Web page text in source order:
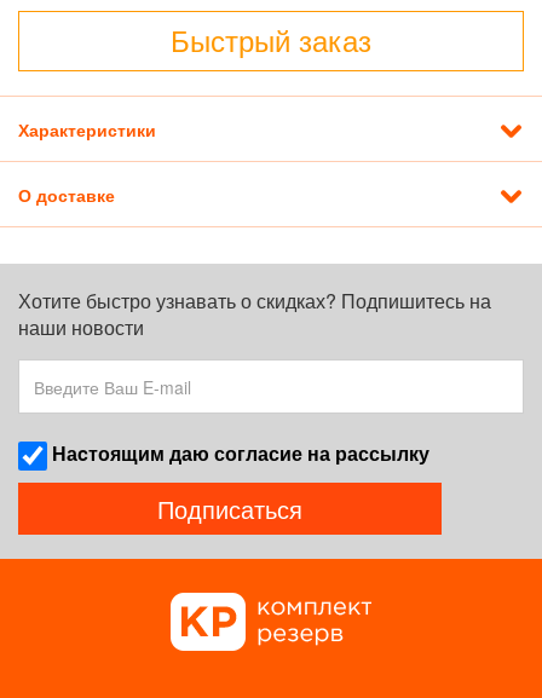
Быстрый заказ
Характеристики
О доставке
Хотите быстро узнавать о скидках? Подпишитесь на
наши новости
Наcтоящим даю согласие на рассылку
Подписаться